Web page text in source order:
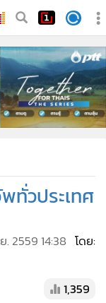
ทั่วประเทศ
. 2559 14:38 โดย:
1,359